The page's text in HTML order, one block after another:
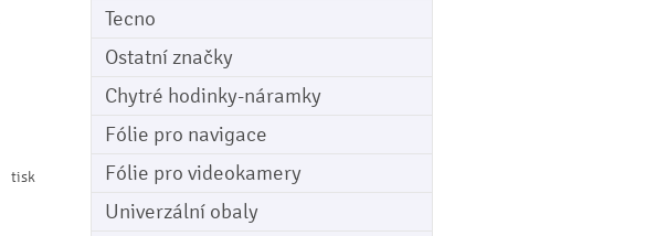
Tecno
Ostatní značky
Chytré hodinky-náramky
Fólie pro navigace
Fólie pro videokamery
Univerzální obaly
tisk